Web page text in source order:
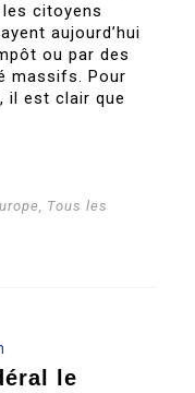
citoyens
aujourd’hui
ou par des
massifs. Pour
il est clair que
, Tous les
le